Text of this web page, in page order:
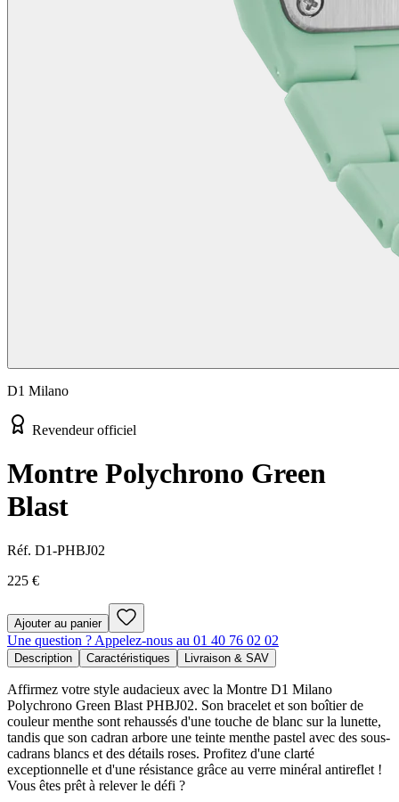
D1 Milano
Revendeur officiel
Montre Polychrono Green
Blast
Réf. D1-PHBJ02
225 €
Ajouter au panier
Une question ? Appelez-nous au 01 40 76 02 02
Description Caractéristiques Livraison & SAV
Affirmez votre style audacieux avec la Montre D1 Milano
Polychrono Green Blast PHBJ02. Son bracelet et son boîtier de
couleur menthe sont rehaussés d'une touche de blanc sur la lunette,
tandis que son cadran arbore une teinte menthe pastel avec des sous-
cadrans blancs et des détails roses. Profitez d'une clarté
exceptionnelle et d'une résistance grâce au verre minéral antireflet !
Vous êtes prêt à relever le défi ?